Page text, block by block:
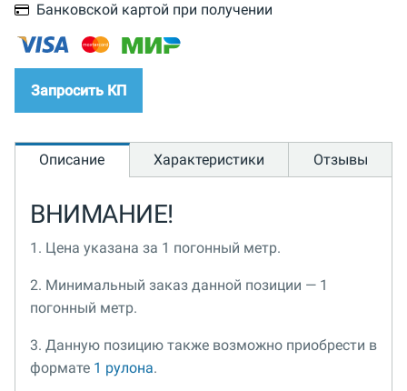
Банковской картой при получении
Запросить КП
Описание Характеристики Отзывы
ВНИМАНИЕ!
1. Цена указана за 1 погонный метр.
2. Минимальный заказ данной позиции — 1
погонный метр.
3. Данную позицию также возможно приобрести в
формате 1 рулона.